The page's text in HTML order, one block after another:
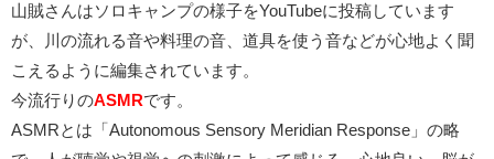
山賊さんはソロキャンプの様子をYouTubeに投稿しています
が、川の流れる音や料理の音、道具を使う音などが心地よく聞
こえるように編集されています。
今流行りのASMRです。
ASMRとは「Autonomous Sensory Meridian Response」の略